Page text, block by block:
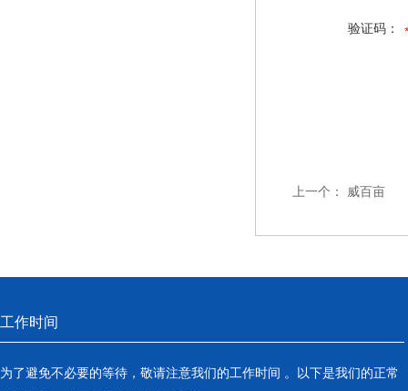
验证码：
上一个： 威百亩
工作时间
为了避免不必要的等待，敬请注意我们的工作时间 。以下是我们的正常